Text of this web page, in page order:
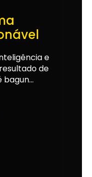
e
de